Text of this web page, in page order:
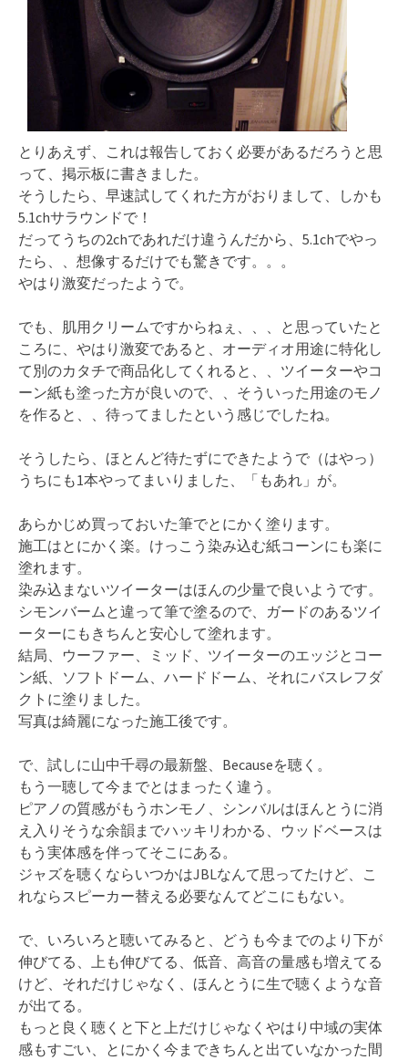
とりあえず、これは報告しておく必要があるだろうと思
って、掲示板に書きました。
そうしたら、早速試してくれた方がおりまして、しかも
5.1chサラウンドで！
だってうちの2chであれだけ違うんだから、5.1chでやっ
たら、、想像するだけでも驚きです。。。
やはり激変だったようで。
でも、肌用クリームですからねぇ、、、と思っていたと
ころに、やはり激変であると、オーディオ用途に特化し
て別のカタチで商品化してくれると、、ツイーターやコ
ーン紙も塗った方が良いので、、そういった用途のモノ
を作ると、、待ってましたという感じでしたね。
そうしたら、ほとんど待たずにできたようで（はやっ）
うちにも1本やってまいりました、「もあれ」が。
あらかじめ買っておいた筆でとにかく塗ります。
施工はとにかく楽。けっこう染み込む紙コーンにも楽に
塗れます。
染み込まないツイーターはほんの少量で良いようです。
シモンバームと違って筆で塗るので、ガードのあるツイ
ーターにもきちんと安心して塗れます。
結局、ウーファー、ミッド、ツイーターのエッジとコー
ン紙、ソフトドーム、ハードドーム、それにバスレフダ
クトに塗りました。
写真は綺麗になった施工後です。
で、試しに山中千尋の最新盤、Becauseを聴く。
もう一聴して今までとはまったく違う。
ピアノの質感がもうホンモノ、シンバルはほんとうに消
え入りそうな余韻までハッキリわかる、ウッドベースは
もう実体感を伴ってそこにある。
ジャズを聴くならいつかはJBLなんて思ってたけど、こ
れならスピーカー替える必要なんてどこにもない。
で、いろいろと聴いてみると、どうも今までのより下が
伸びてる、上も伸びてる、低音、高音の量感も増えてる
けど、それだけじゃなく、ほんとうに生で聴くような音
が出てる。
もっと良く聴くと下と上だけじゃなくやはり中域の実体
感もすごい、とにかく今まできちんと出ていなかった間